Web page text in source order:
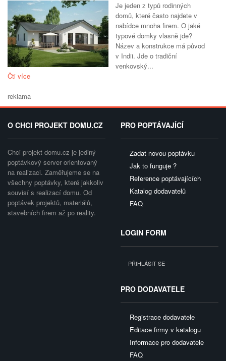
Je jeden z typů rodinných
domů, které často najdete v
nabídce mnoha firem. O jaké
typové domky vlasně jde?
Název a konstrukce má původ
v Indii. Jde o tradiční
venkovský...
Čti více
reklama
O CHCI PROJEKT DOMU.CZ
Chci projekt domu.cz je jediný
poptávkový server orientovaný
na realizaci. Zaměřujeme se na
všechny poptávky, které jakkoliv
souvisí s realizací domu. Od
poptávek projektů, materiálů,
stavebních firem až po reality.
PRO POPTÁVAJÍCÍ
Zadat novou poptávku
Jak to funguje ?
Reference poptávajících
Katalog dodavatelů
FAQ
LOGIN FORM
PŘIHLÁSIT SE
PRO DODAVATELE
Registrace dodavatele
Editace firmy v katalogu
Informace pro dodavatele
FAQ